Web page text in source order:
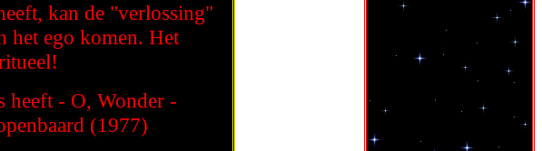
kan de "verlossing"
het ego komen. Het
heeft - O, Wonder -
(1977)